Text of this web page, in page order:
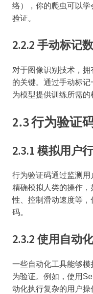
络），你的爬虫可以
验证。
2.2.2 手动标记
对于图像识别技术，
的关键。通过手动标
为模型提供训练所需的
2.3 行为验证
2.3.1 模拟用户
行为验证码通过监测
精确模拟人类的操作
性、控制滑动速度等
码。
2.3.2 使用自动
一些自动化工具能够
为验证。例如，使用
动化执行复杂的用户操